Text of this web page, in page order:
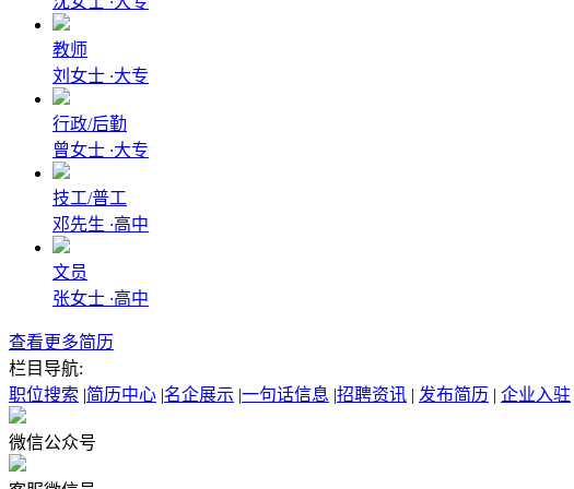
教师
刘女士 ·大专
行政/后勤
曾女士 ·大专
技工/普工
邓先生 ·高中
文员
张女士 ·高中
查看更多简历
栏目导航:
职位搜索 |简历中心 |名企展示 |一句话信息 |招聘资讯 | 发布简历 | 企业入驻
微信公众号